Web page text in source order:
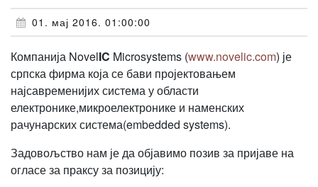
01. мај 2016. 01:00:00
Компанија NovelIC Microsystems (www.novelic.com) је
српска фирма која се бави пројектовањем
најсавременијих система у области
електронике,микроелектронике и наменских
рачунарских система(embedded systems).
Задовољство нам је да објавимо позив за пријаве на
огласе за праксу за позицију: